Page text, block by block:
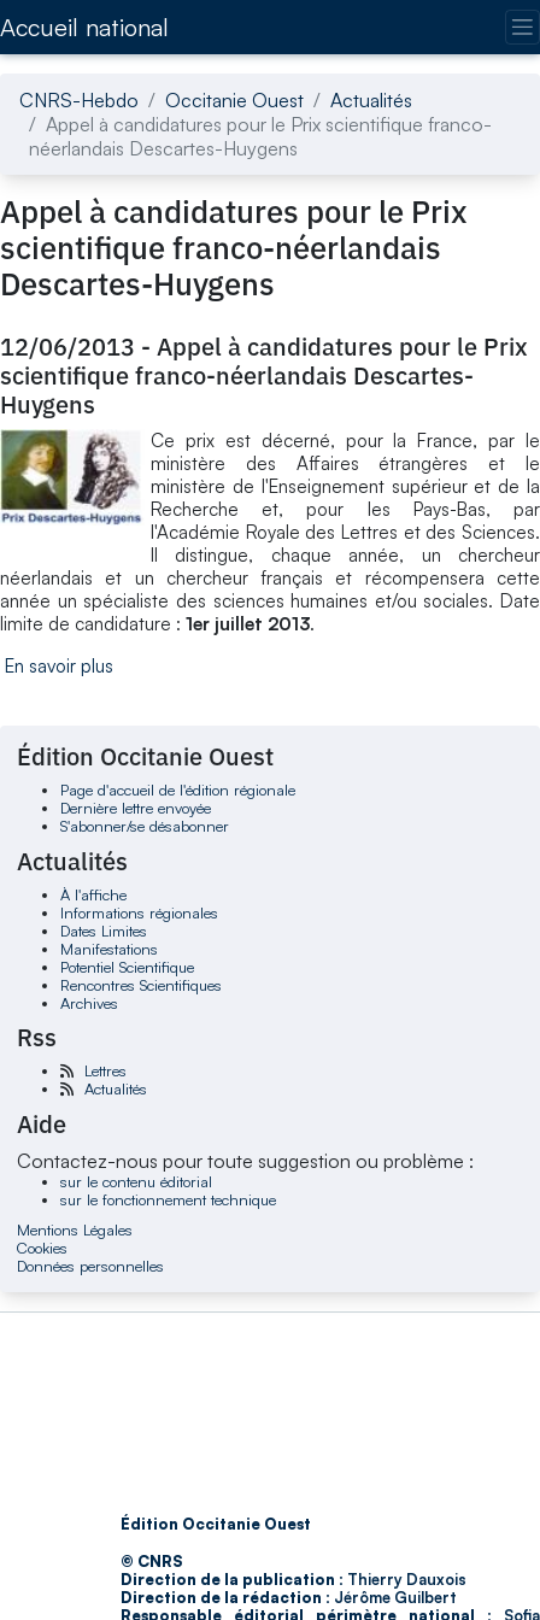
Accueil national
CNRS-Hebdo Occitanie Ouest
Actualités
Appel à candidatures pour le Prix scientifique franco-
néerlandais Descartes-Huygens
Appel à candidatures pour le Prix
scientifique franco-néerlandais
Descartes-Huygens
12/06/2013 - Appel à candidatures pour le Prix
scientifique franco-néerlandais Descartes-
Huygens
Ce prix est décerné, pour la France, par le
ministère des Affaires étrangères et le
ministère de l'Enseignement supérieur et de la
Recherche et, pour les Pays-Bas, par
l'Académie Royale des Lettres et des Sciences.
Il distingue, chaque année, un chercheur
néerlandais et un chercheur français et récompensera cette
année un spécialiste des sciences humaines et/ou sociales. Date
limite de candidature : 1er juillet 2013.
En savoir plus
Édition Occitanie Ouest
Page d'accueil de l'édition régionale
Dernière lettre envoyée
S'abonner/se désabonner
Actualités
À l'affiche
Informations régionales
Dates Limites
Manifestations
Potentiel Scientifique
Rencontres Scientifiques
Archives
Rss
Lettres
Actualités
Aide
Contactez-nous pour toute suggestion ou problème :
sur le contenu éditorial
sur le fonctionnement technique
Mentions Légales
Cookies
Données personnelles
Édition Occitanie Ouest
© CNRS
Direction de la publication : Thierry Dauxois
Direction de la rédaction : Jérôme Guilbert
Responsable éditorial périmètre national : Sofia